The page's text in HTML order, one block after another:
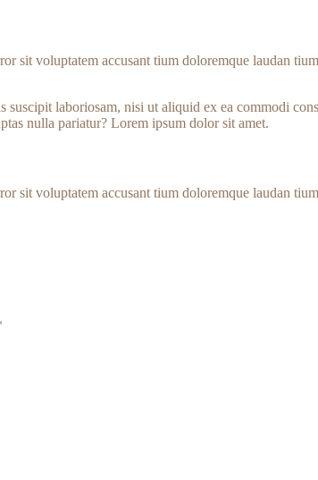
sit voluptatem accusant tium doloremque laudan
laboriosam, nisi ut aliquid ex ea commodi
nulla pariatur? Lorem ipsum dolor sit amet.
sit voluptatem accusant tium doloremque laudan